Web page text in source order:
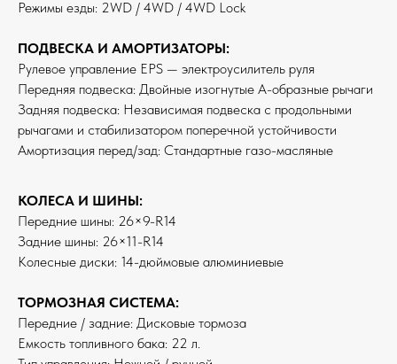
Режимы езды: 2WD / 4WD / 4WD Lock
ПОДВЕСКА И АМОРТИЗАТОРЫ:
Рулевое управление EPS — электроусилитель руля
Передняя подвеска: Двойные изогнутые А-образные рычаги
Задняя подвеска: Независимая подвеска с продольными
рычагами и стабилизатором поперечной устойчивости
Амортизация перед/зад: Стандартные газо-масляные
КОЛЕСА И ШИНЫ:
Передние шины: 26×9-R14
Задние шины: 26×11-R14
Колесные диски: 14-дюймовые алюминиевые
ТОРМОЗНАЯ СИСТЕМА:
Передние / задние: Дисковые тормоза
Емкость топливного бака: 22 л.